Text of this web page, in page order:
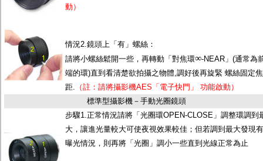
動）
情況2.鏡頭上「有」螺絲：
請將小螺絲鬆開一些，再轉動「對焦環∞-NEAR」(通常為
端的環)直到看清楚欲拍攝之物體,調好後再旋緊 螺絲固定焦
距. （註：請將攝影機AES「電子快門」 功能啟動）
標準型攝影機－手動光圈鏡頭
步驟1.正常情況請將「光圈環OPEN-CLOSE」調整環調到
大，讓進光量較大可使夜視效果較佳；但若調到最大發現有
曝光情況，則再將「光圈」調小一些直到光線正常為止